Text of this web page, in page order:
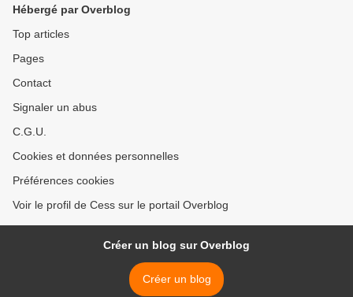
Hébergé par Overblog
Top articles
Pages
Contact
Signaler un abus
C.G.U.
Cookies et données personnelles
Préférences cookies
Voir le profil de Cess sur le portail Overblog
Créer un blog sur Overblog
Créer un blog